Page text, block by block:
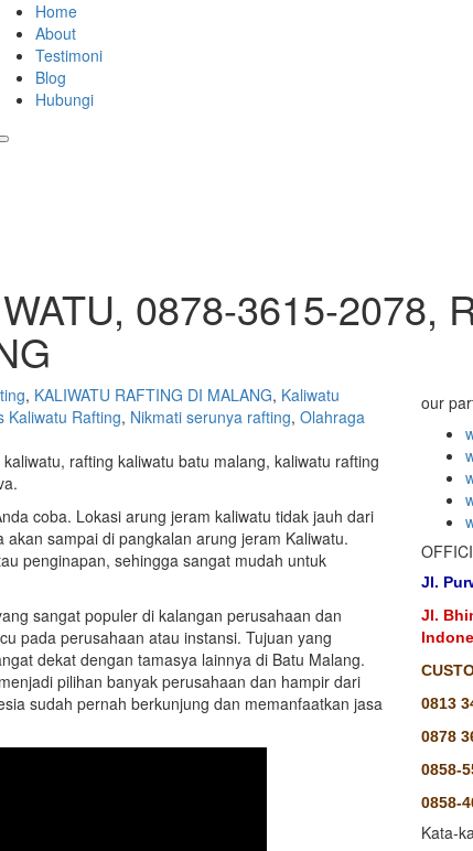
Home
About
Testimoni
Blog
Hubungi
0878-3615-2078,
, KALIWATU RAFTING DI MALANG, Kaliwatu
Kaliwatu Rafting, Nikmati serunya rafting, Olahraga
rafting kaliwatu batu malang, kaliwatu rafting
coba. Lokasi arung jeram kaliwatu tidak jauh dari
sampai di pangkalan arung jeram Kaliwatu.
penginapan, sehingga sangat mudah untuk
sangat populer di kalangan perusahaan dan
pada perusahaan atau instansi. Tujuan yang
dekat dengan tamasya lainnya di Batu Malang.
pilihan banyak perusahaan dan hampir dari
sudah pernah berkunjung dan memanfaatkan jasa
our
Jl.
Jl.
0813
0878
0858-
0858-
Kata-